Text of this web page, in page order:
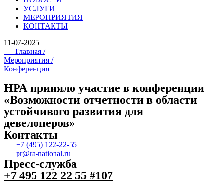
УСЛУГИ
МЕРОПРИЯТИЯ
КОНТАКТЫ
11-07-2025
Главная /
Мероприятия /
Конференция
НРА приняло участие в конференции
«Возможности отчетности в области
устойчивого развития для
девелоперов»
Контакты
+7 (495) 122-22-55
pr@ra-national.ru
Пресс-служба
+7 495 122 22 55 #107